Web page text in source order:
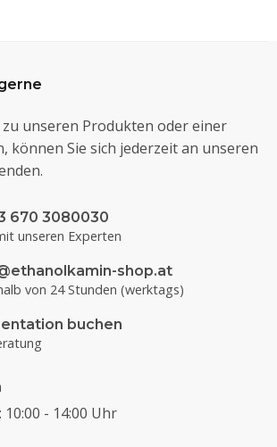
zu unseren Produkten oder einer
können Sie sich jederzeit an unseren
670 3080030
unseren Experten
shop.at
von 24 Stunden (werktags)
buchen
- 14:00 Uhr